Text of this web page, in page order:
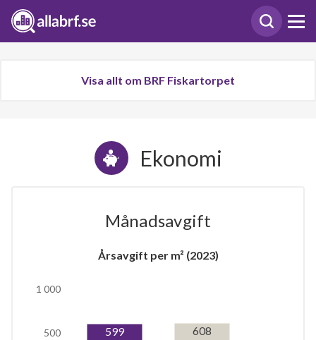
Visa allt om BRF Fiskartorpet
Ekonomi
Månadsavgift
Årsavgift per m² (2023)
500
1 000
599 608